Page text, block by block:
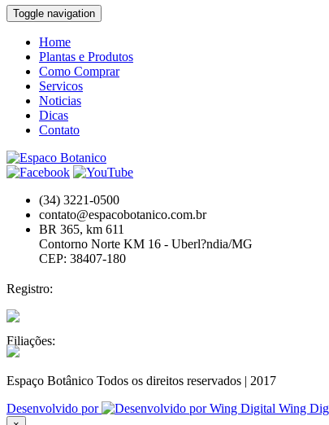
Toggle navigation
Home
Plantas e Produtos
Como Comprar
Servicos
Noticias
Dicas
Contato
(34) 3221-0500
contato@espacobotanico.com.br
BR 365, km 611
Contorno Norte KM 16 - Uberl?ndia/MG
CEP: 38407-180
Registro:
Filiações:
Espaço Botânico Todos os direitos reservados | 2017
Desenvolvido por
Wing